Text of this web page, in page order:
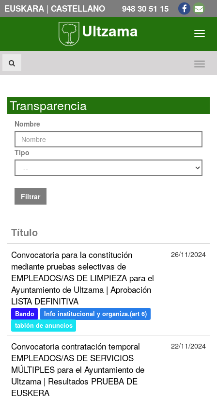
EUSKARA | CASTELLANO 948 30 51 15
Ultzama
Transparencia
Nombre
Tipo
Filtrar
Título
Convocatoria para la constitución
mediante pruebas selectivas de
EMPLEADOS/AS DE LIMPIEZA para el
Ayuntamiento de Ultzama | Aprobación
LISTA DEFINITIVA
Bando
Info institucional y organiza.(art 6)
tablón de anuncios
26/11/2024
Convocatoria contratación temporal
EMPLEADOS/AS DE SERVICIOS
MÚLTIPLES para el Ayuntamiento de
Ultzama | Resultados PRUEBA DE
EUSKERA
22/11/2024